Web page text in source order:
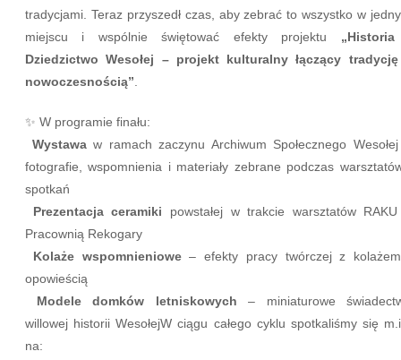
tradycjami. Teraz przyszedł czas, aby zebrać to wszystko w
miejscu i wspólnie świętować efekty projektu
Dziedzictwo Wesołej – projekt kulturalny łączący
nowoczesnością”
✨ W programie finału:
Wystawaw ramach zaczynu Archiwum Społecznego
fotografie, wspomnienia i materiały zebrane podczas
spotkań
Prezentacja ceramiki powstałej w trakcie warsztatów
Pracownią Rekogary
Kolaże wspomnieniowe– efekty pracy twórczej z
opowieścią
Modele domków letniskowych – miniaturowe
willowej historii WesołejW ciągu całego cyklu spotkaliśmy się
na: